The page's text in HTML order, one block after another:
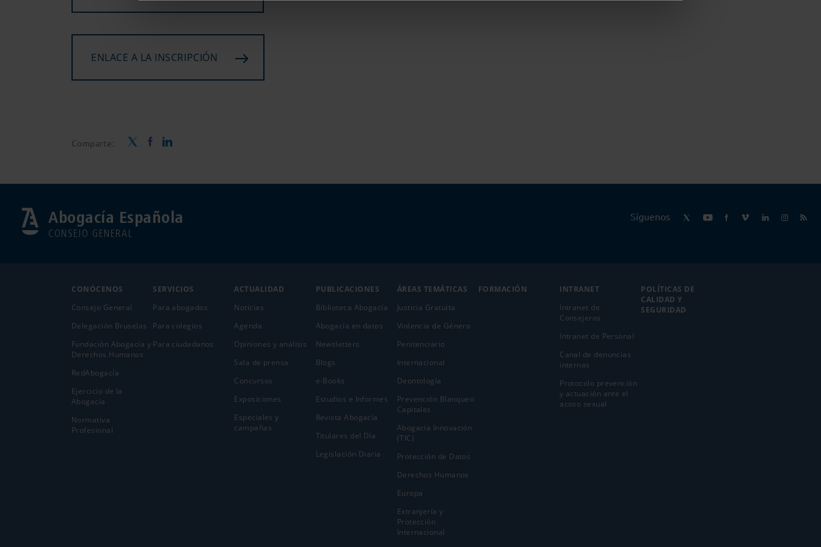
ENLACE A LA INSCRIPCIÓN
Comparte:
Abogacía Española
CONSEJO GENERAL
Síguenos
CONÓCENOS
Consejo General
Delegación Bruselas
Fundación Abogacía y
Derechos Humanos
RedAbogacía
Ejercicio de la
Abogací­a
Normativa
Profesional
SERVICIOS
Para abogados
Para colegios
Para ciudadanos
ACTUALIDAD
Noticias
Agenda
Opiniones y análisis
Sala de prensa
Concursos
Exposiciones
Especiales y
campañas
PUBLICACIONES
Biblioteca Abogacía
Abogacía en datos
Newsletters
Blogs
e-Books
Estudios e Informes
Revista Abogacía
Titulares del Día
Legislación Diaria
ÁREAS TEMÁTICAS
Justicia Gratuita
Violencia de Género
Penitenciario
Internacional
Deontología
Prevención Blanqueo
Capitales
Abogacía Innovación
(TIC)
Protección de Datos
Derechos Humanos
Europa
Extranjería y
Protección
Internacional
FORMACIÓN
INTRANET
Intranet de
Consejeros
Intranet de Personal
Canal de denuncias
internas
Protocolo prevención
y actuación ante el
acoso sexual
POLÍTICAS DE
CALIDAD Y
SEGURIDAD